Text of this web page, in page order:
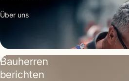
Über uns
Bauherren
berichten